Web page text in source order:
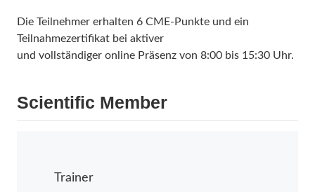
Die Teilnehmer erhalten 6 CME-Punkte und ein
Teilnahmezertifikat bei aktiver
und vollständiger online Präsenz von 8:00 bis 15:30 Uhr.
Scientific Member
Trainer